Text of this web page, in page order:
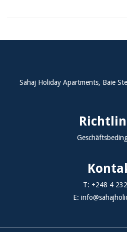
Sahaj Holiday Apartments, Baie
T: +248 4
E: